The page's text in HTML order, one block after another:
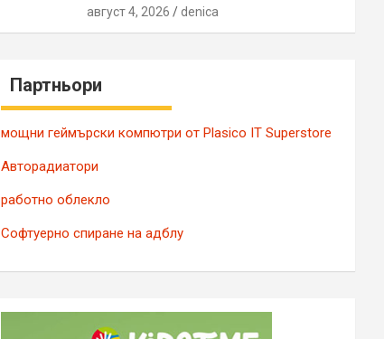
август 4, 2026 denica
Партньори
мощни геймърски компютри от Plasico IT Superstore
Авторадиатори
работно облекло
Софтуерно спиране на адблу